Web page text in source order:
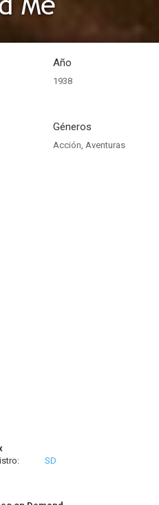
Año
1938
Géneros
Acción, Aventuras
SD